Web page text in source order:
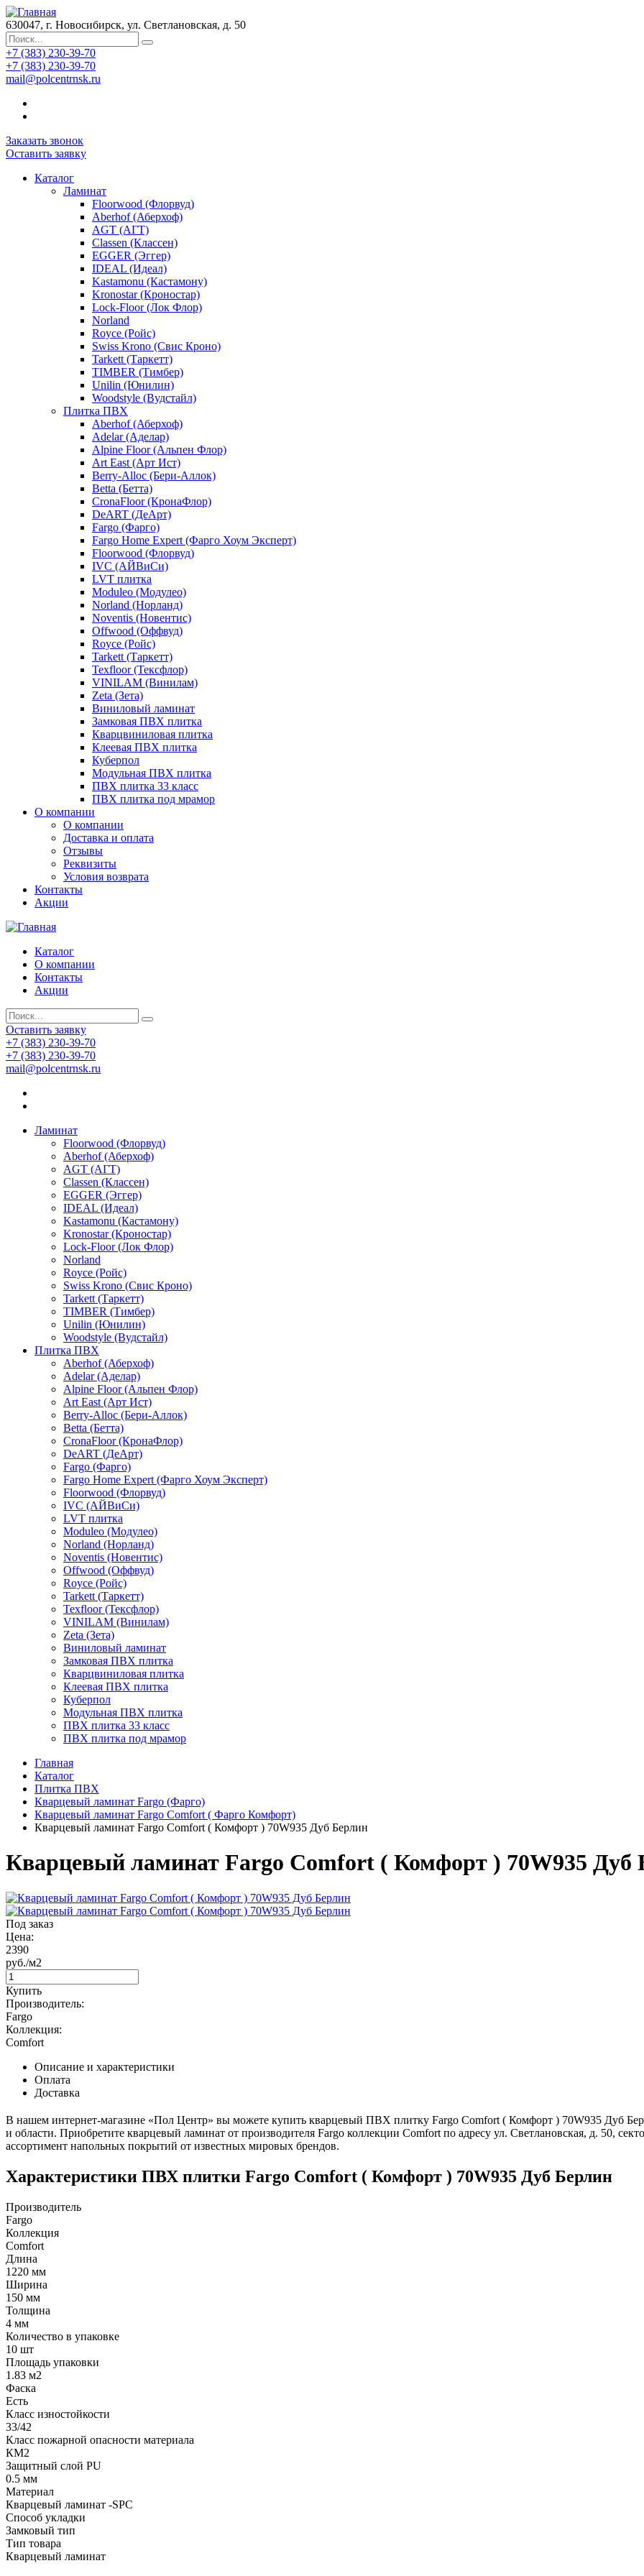
630047, г. Новосибирск, ул. Светлановская, д. 50
+7 (383) 230-39-70
+7 (383) 230-39-70
mail@polcentrnsk.ru
Заказать звонок
Оставить заявку
Каталог
Ламинат
Floorwood (Флорвуд)
Aberhof (Аберхоф)
AGT (АГТ)
Classen (Классен)
EGGER (Эггер)
IDEAL (Идеал)
Kastamonu (Кастамону)
Kronostar (Кроностар)
Lock-Floor (Лок Флор)
Norland
Royce (Ройс)
Swiss Krono (Свис Кроно)
Tarkett (Таркетт)
TIMBER (Тимбер)
Unilin (Юнилин)
Woodstyle (Вудстайл)
Плитка ПВХ
Aberhof (Аберхоф)
Adelar (Аделар)
Alpine Floor (Альпен Флор)
Art East (Арт Ист)
Berry-Alloc (Бери-Аллок)
Betta (Бетта)
CronaFloor (КронаФлор)
DeART (ДеАрт)
Fargo (Фарго)
Fargo Home Expert (Фарго Хоум Эксперт)
Floorwood (Флорвуд)
IVC (АЙВиСи)
LVT плитка
Moduleo (Модулео)
Norland (Норланд)
Noventis (Новентис)
Offwood (Оффвуд)
Royce (Ройс)
Tarkett (Таркетт)
Texfloor (Тексфлор)
VINILAM (Винилам)
Zeta (Зета)
Виниловый ламинат
Замковая ПВХ плитка
Кварцвиниловая плитка
Клеевая ПВХ плитка
Куберпол
Модульная ПВХ плитка
ПВХ плитка 33 класс
ПВХ плитка под мрамор
О компании
О компании
Доставка и оплата
Отзывы
Реквизиты
Условия возврата
Контакты
Акции
Каталог
О компании
Контакты
Акции
Оставить заявку
+7 (383) 230-39-70
+7 (383) 230-39-70
mail@polcentrnsk.ru
Ламинат
Floorwood (Флорвуд)
Aberhof (Аберхоф)
AGT (АГТ)
Classen (Классен)
EGGER (Эггер)
IDEAL (Идеал)
Kastamonu (Кастамону)
Kronostar (Кроностар)
Lock-Floor (Лок Флор)
Norland
Royce (Ройс)
Swiss Krono (Свис Кроно)
Tarkett (Таркетт)
TIMBER (Тимбер)
Unilin (Юнилин)
Woodstyle (Вудстайл)
Плитка ПВХ
Aberhof (Аберхоф)
Adelar (Аделар)
Alpine Floor (Альпен Флор)
Art East (Арт Ист)
Berry-Alloc (Бери-Аллок)
Betta (Бетта)
CronaFloor (КронаФлор)
DeART (ДеАрт)
Fargo (Фарго)
Fargo Home Expert (Фарго Хоум Эксперт)
Floorwood (Флорвуд)
IVC (АЙВиСи)
LVT плитка
Moduleo (Модулео)
Norland (Норланд)
Noventis (Новентис)
Offwood (Оффвуд)
Royce (Ройс)
Tarkett (Таркетт)
Texfloor (Тексфлор)
VINILAM (Винилам)
Zeta (Зета)
Виниловый ламинат
Замковая ПВХ плитка
Кварцвиниловая плитка
Клеевая ПВХ плитка
Куберпол
Модульная ПВХ плитка
ПВХ плитка 33 класс
ПВХ плитка под мрамор
Главная
Каталог
Плитка ПВХ
Кварцевый ламинат Fargo (Фарго)
Кварцевый ламинат Fargo Comfort ( Фарго Комфорт)
Кварцевый ламинат Fargo Comfort ( Комфорт ) 70W935 Дуб Берлин
Кварцевый ламинат Fargo Comfort ( Комфорт ) 70W935 Дуб
Под заказ
Цена:
2390
руб./м2
Купить
Производитель:
Fargo
Коллекция:
Comfort
Описание и характеристики
Оплата
Доставка
В нашем интернет-магазине «Пол Центр» вы можете купить кварцевый ПВХ плитку Fargo Comfort ( Комфорт ) 70W935 Дуб
и области. Приобретите кварцевый ламинат от производителя Fargo коллекции Comfort по адресу ул. Светлановская, д. 50,
ассортимент напольных покрытий от известных мировых брендов.
Характеристики ПВХ плитки Fargo Comfort ( Комфорт ) 70W935 Дуб Берлин
Производитель
Fargo
Коллекция
Comfort
Длина
1220 мм
Ширина
150 мм
Толщина
4 мм
Количество в упаковке
10 шт
Площадь упаковки
1.83 м2
Фаска
Есть
Класс изностойкости
33/42
Класс пожарной опасности материала
КМ2
Защитный слой PU
0.5 мм
Материал
Кварцевый ламинат -SPC
Способ укладки
Замковый тип
Тип товара
Кварцевый ламинат